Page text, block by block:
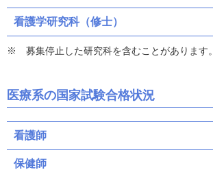
看護学研究科（修士）
募集停止した研究科を含むことがあります。
医療系の国家試験合格状況
看護師
保健師